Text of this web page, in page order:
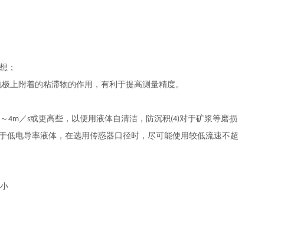
；
上附着的粘滞物的作用，有利于提高测量精度。
～ 4m／s或更高些，以便用液体自清洁，防沉积(4)对于矿浆等磨损
低电导率液体，在选用传惑器口径时，尽可能使用较低流速不超